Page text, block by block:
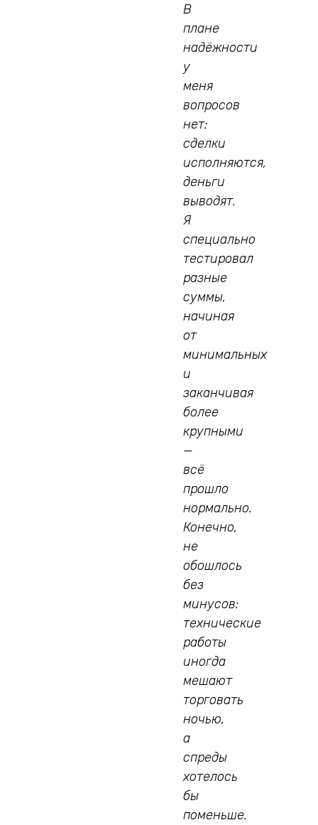
В
плане
надёжности
у
меня
вопросов
нет:
сделки
исполняются,
деньги
выводят.
Я
специально
тестировал
разные
суммы,
начиная
от
минимальных
и
заканчивая
более
крупными
—
всё
прошло
нормально.
Конечно,
не
обошлось
без
минусов:
технические
работы
иногда
мешают
торговать
ночью,
а
спреды
хотелось
бы
поменьше.